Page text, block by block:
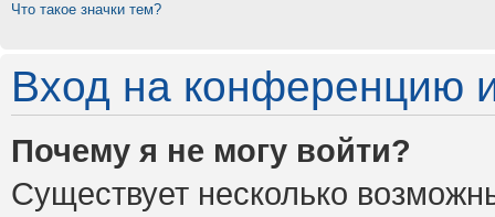
Что такое значки тем?
Вход на конференцию
Почему я не могу войти?
Существует несколько